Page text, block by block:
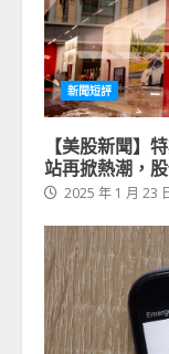
新聞短評
【美股新聞】
站再掀熱潮，
2025 年 1 月 23